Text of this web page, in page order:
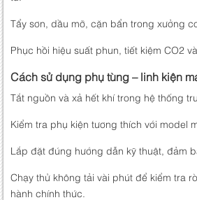
Tẩy sơn, dầu mỡ, cặn bẩn trong xưởng
Phục hồi hiệu suất phun, tiết kiệm CO2
Cách sử dụng phụ tùng – linh kiện
Tắt nguồn và xả hết khí trong hệ thống
Kiểm tra phụ kiện tương thích với model
Lắp đặt đúng hướng dẫn kỹ thuật, đảm
Chạy thử không tải vài phút để kiểm tra
hành chính thức.